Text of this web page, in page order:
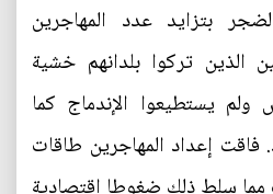
بتزايد عدد المهاجرين
الذين تركوا بلدانهم خشية
يستطيعوا الإندماج كما
إعداد المهاجرين طاقات